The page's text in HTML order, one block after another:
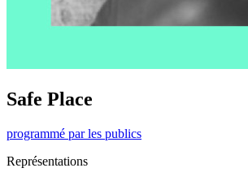
Safe Place
programmé par les publics
Représentations